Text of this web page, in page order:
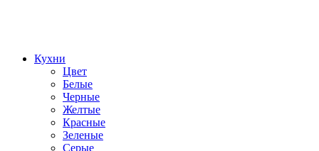
Кухни
Цвет
Белые
Черные
Желтые
Красные
Зеленые
Серые